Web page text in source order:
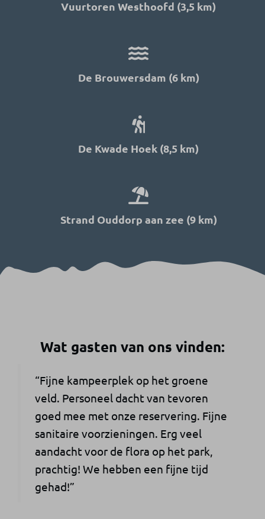
Vuurtoren Westhoofd (3,5 km)
De Brouwersdam (6 km)
De Kwade Hoek (8,5 km)
Strand Ouddorp aan zee (9 km)
Wat gasten van ons vinden:
“Fijne kampeerplek op het groene
veld. Personeel dacht van tevoren
goed mee met onze reservering. Fijne
sanitaire voorzieningen. Erg veel
aandacht voor de flora op het park,
prachtig! We hebben een fijne tijd
gehad!”